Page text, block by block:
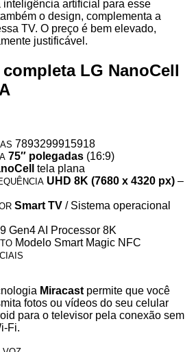
inteligência artificial para esse
o design, complementa a
TV. O preço é bem elevado,
justificável.
LG NanoCell
7893299915918
75″ polegadas (16:9)
tela plana
UHD 8K (7680 x 4320 px) –
Smart TV / Sistema operacional
Gen4 AI Processor 8K
Modelo Smart Magic NFC
Miracast permite que você
fotos ou vídeos do seu celular
para o televisor pela conexão sem
Fi.